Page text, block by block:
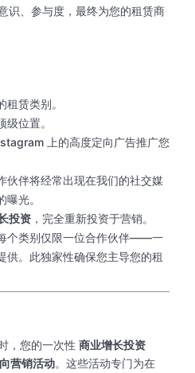
识、参与度，最终为您的租赁商
赁类别。
位置。
上的高度定向广告推广您
伙伴将经常出现在我们的社交媒
光。
投资 ，完全重新投资于营销。
个类别仅限一位合作伙伴——一
供。此独家性确保您主导您的租
，您的一次性 商业增长投资
营销活动。这些活动专门为在